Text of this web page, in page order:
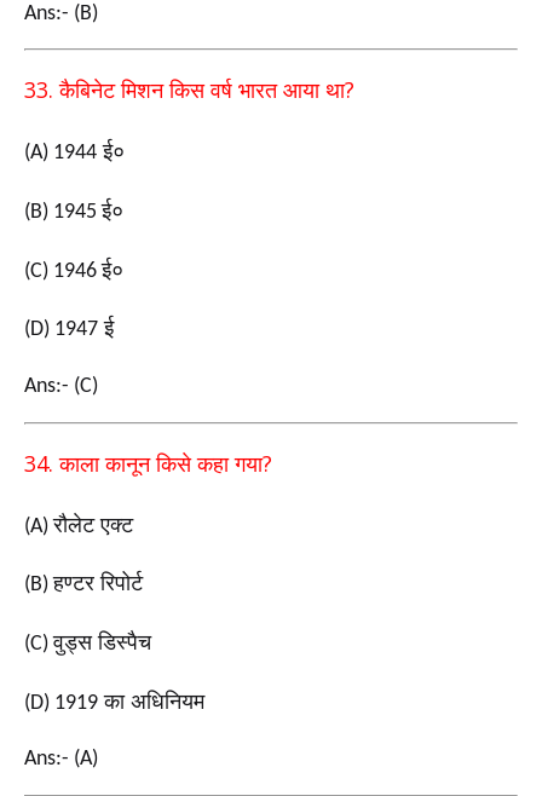
Ans:- (B)
33.कैबिनेट मिशन किस वर्ष भारत आया था?
(A) 1944 ई०
(B) 1945ई०
(C) 1946ई०
(D) 1947 ई
Ans:- (C)
34.काला कानून किसे कहा गया?
(A)रौलेट एक्ट
(B)हण्टर रिपोर्ट
(C)वुड्स डिस्पैच
(D) 1919 का अधिनियम
Ans:- (A)